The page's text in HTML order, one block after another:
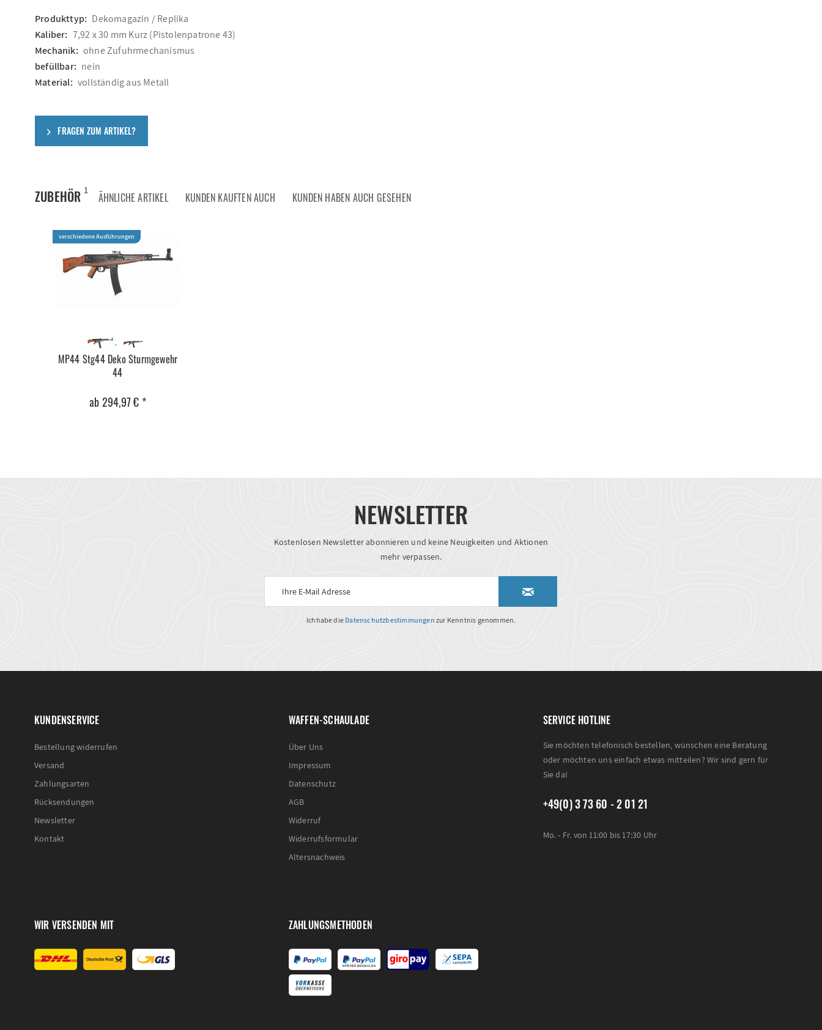
Produkttyp: Dekomagazin / Replika
Kaliber: 7,92 x 30 mm Kurz (Pistolenpatrone 43)
Mechanik: ohne Zufuhrmechanismus
befüllbar: nein
Material: vollständig aus Metall
FRAGEN ZUM ARTIKEL?
ZUBEHÖR 1
ÄHNLICHE ARTIKEL KUNDEN KAUFTEN AUCH KUNDEN HABEN AUCH GESEHEN
verschiedene Ausführungen
MP44 Stg44 Deko Sturmgewehr
44
ab 294,97 € *
NEWSLETTER
Kostenlosen Newsletter abonnieren und keine Neuigkeiten und Aktionen
mehr verpassen.
Ich habe die Datenschutzbestimmungen zur Kenntnis genommen.
KUNDENSERVICE
Bestellung widerrufen
Versand
Zahlungsarten
Rücksendungen
Newsletter
Kontakt
WAFFEN-SCHAULADE
Über Uns
Impressum
Datenschutz
AGB
Widerruf
Widerrufsformular
Altersnachweis
SERVICE HOTLINE
Sie möchten telefonisch bestellen, wünschen eine Beratung
oder möchten uns einfach etwas mitteilen? Wir sind gern für
Sie da!
+49(0) 3 73 60 - 2 01 21
Mo. - Fr. von 11:00 bis 17:30 Uhr
WIR VERSENDEN MIT ZAHLUNGSMETHODEN